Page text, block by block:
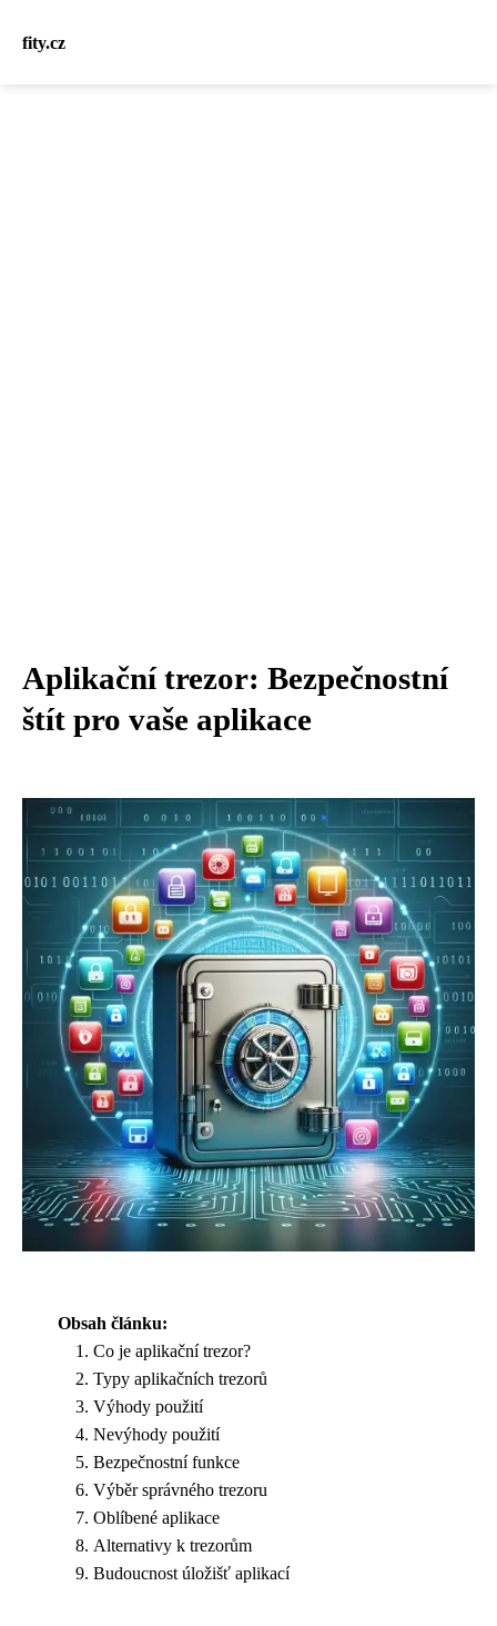
fity.cz
Aplikační trezor: Bezpečnostní
štít pro vaše aplikace
Obsah článku:
Co je aplikační trezor?
Typy aplikačních trezorů
Výhody použití
Nevýhody použití
Bezpečnostní funkce
Výběr správného trezoru
Oblíbené aplikace
Alternativy k trezorům
Budoucnost úložišť aplikací